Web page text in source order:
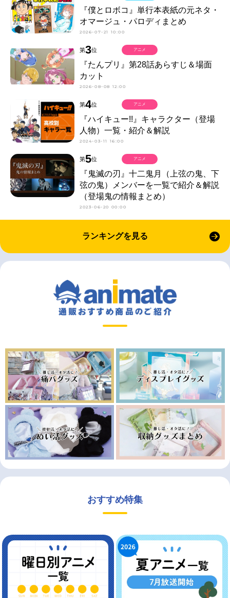
『僕とロボコ』単行本表紙の元ネタ・
オマージュ・パロディまとめ
2026-07-21 10:00
第3位
『たんプリ』第28話あらすじ＆場面
カット
2026-08-08 12:00
アニメ
第4位
『ハイキュー!!』キャラクター（登場
人物）一覧・紹介＆解説
2024-03-11 16:00
アニメ
第5位
『鬼滅の刃』十二鬼月（上弦の鬼、下
弦の鬼）メンバーを一覧で紹介＆解説
（登場鬼の情報まとめ）
2023-06-20 00:00
アニメ
ランキングを見る
おすすめ特集